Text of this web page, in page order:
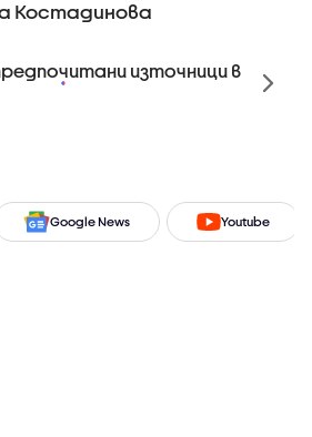
Костадинова
източници в
Google News Youtube